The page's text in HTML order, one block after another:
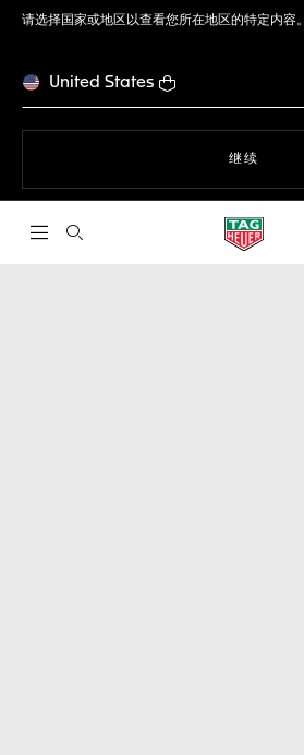
请选择国家或地区以查看您所在地区的特定内容。
United States
继续
打开搜索